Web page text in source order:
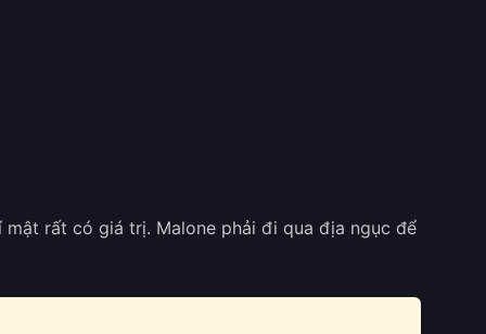
rất có giá trị. Malone phải đi qua địa ngục để